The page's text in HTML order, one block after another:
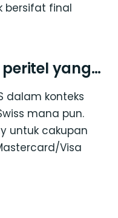
bersifat final
yang…
dalam konteks
mana pun.
untuk cakupan
Visa